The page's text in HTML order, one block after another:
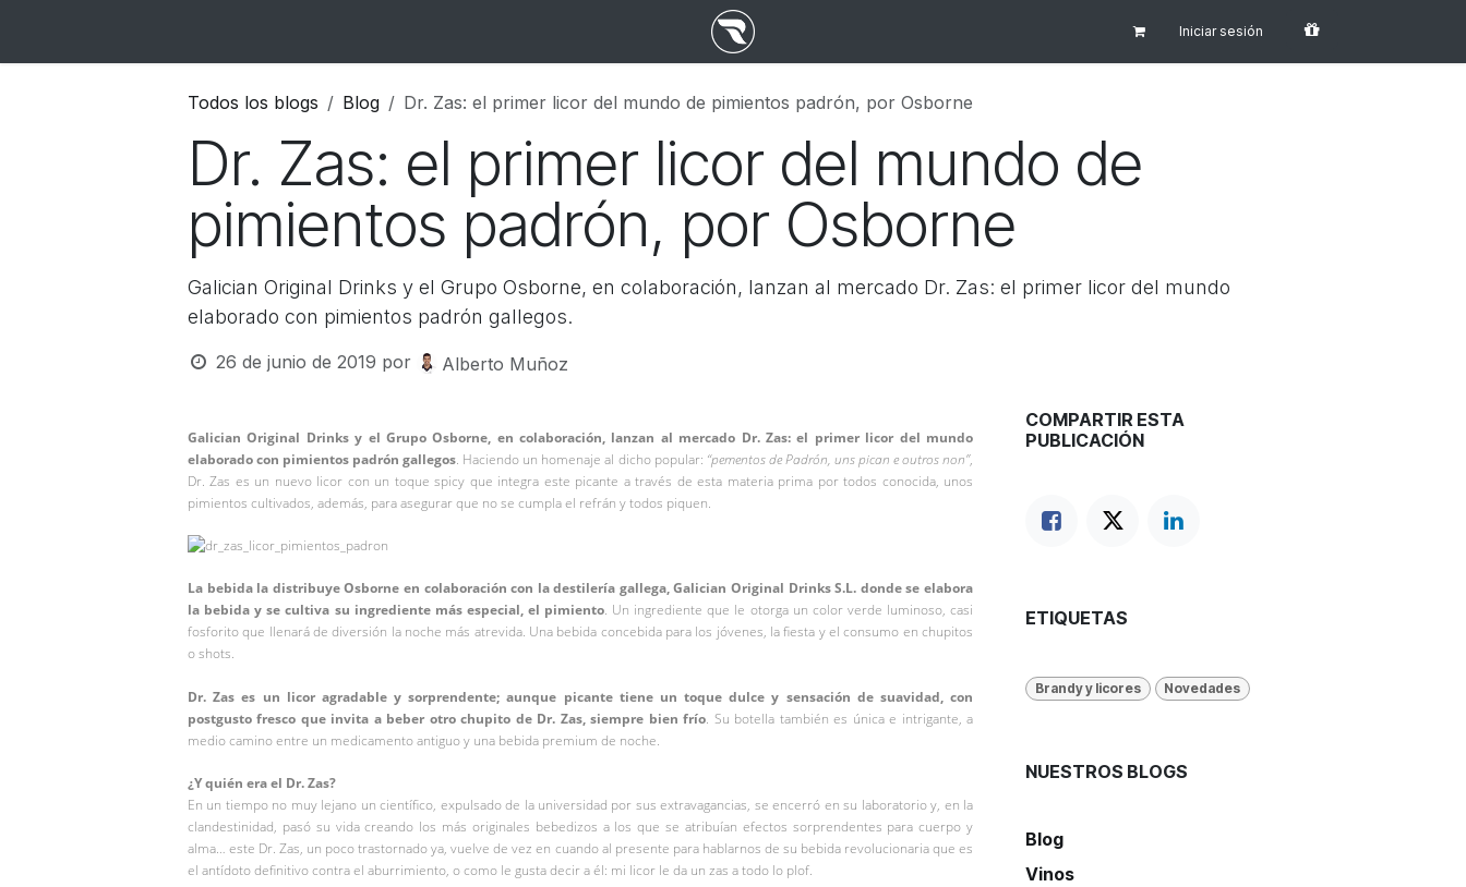
Iniciar sesión
Todos los blogs Blog Dr. Zas: el primer licor del mundo de pimientos padrón, por Osborne
Dr. Zas: el primer licor del mundo de
pimientos padrón, por Osborne
Galician Original Drinks y el Grupo Osborne, en colaboración, lanzan al mercado Dr. Zas: el primer licor del mundo
elaborado con pimientos padrón gallegos.
26 de junio de 2019 por Alberto Muñoz
Galician Original Drinks y el Grupo Osborne, en colaboración, lanzan al mercado Dr. Zas: el primer licor del mundo
elaborado con pimientos padrón gallegos. Haciendo un homenaje al dicho popular: “pementos de Padrón, uns pican e outros non”,
Dr. Zas es un nuevo licor con un toque spicy que integra este picante a través de esta materia prima por todos conocida, unos
pimientos cultivados, además, para asegurar que no se cumpla el refrán y todos piquen.
La bebida la distribuye Osborne en colaboración con la destilería gallega, Galician Original Drinks S.L. donde se elabora
la bebida y se cultiva su ingrediente más especial, el pimiento. Un ingrediente que le otorga un color verde luminoso, casi
fosforito que llenará de diversión la noche más atrevida. Una bebida concebida para los jóvenes, la fiesta y el consumo en chupitos
o shots.
Dr. Zas es un licor agradable y sorprendente; aunque picante tiene un toque dulce y sensación de suavidad, con
postgusto fresco que invita a beber otro chupito de Dr. Zas, siempre bien frío. Su botella también es única e intrigante, a
medio camino entre un medicamento antiguo y una bebida premium de noche.
¿Y quién era el Dr. Zas?
En un tiempo no muy lejano un científico, expulsado de la universidad por sus extravagancias, se encerró en su laboratorio y, en la
clandestinidad, pasó su vida creando los más originales bebedizos a los que se atribuían efectos sorprendentes para cuerpo y
alma… este Dr. Zas, un poco trastornado ya, vuelve de vez en cuando al presente para hablarnos de su bebida revolucionaria que es
el antídoto definitivo contra el aburrimiento, o como le gusta decir a él: mi licor le da un zas a todo lo plof.
COMPARTIR ESTA
PUBLICACIÓN
ETIQUETAS
Brandy y licores Novedades
NUESTROS BLOGS
Blog
Vinos